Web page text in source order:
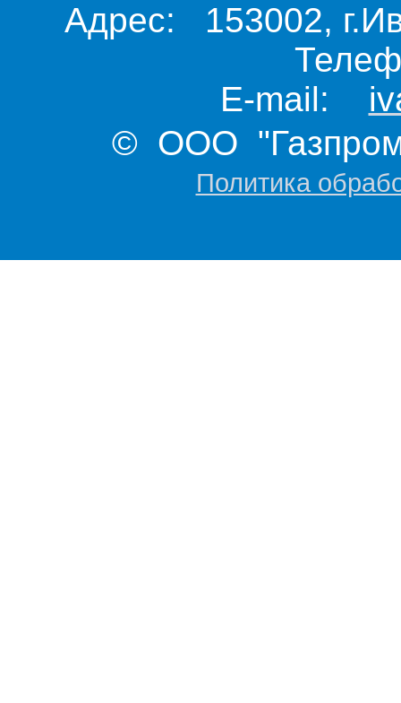
Адрес: 153002,
E-mail:
© ООО "Газпром
Политика